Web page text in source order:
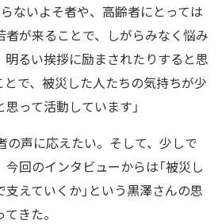
ないよそ者や、高齢者にとっては
者が来ることで、しがらみなく悩み
明るい挨拶に励まされたりすると思
とで、被災した人たちの気持ちが少
って活動しています」
の声に応えたい。そして、少しで
回のインタビューからは「被災し
えていくか」という黒澤さんの思
きた。